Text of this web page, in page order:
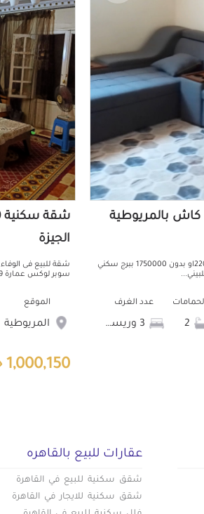
للبيع كاش بالمريوطية
شقة تمليك 140 متر مفروش 2200000او بدون 1750000 ببرج سكني
عدد الغرف
الجيزة
سوبر لوكس عمارة 9ادوار دور خامس سلم رخام ...
الموقع
المريوطية
1,000,150 جنيه
عقارات للبيع بالقاهره
شقق سكنية للبيع في القاهرة
شقق سكنية للايجار في القاهرة